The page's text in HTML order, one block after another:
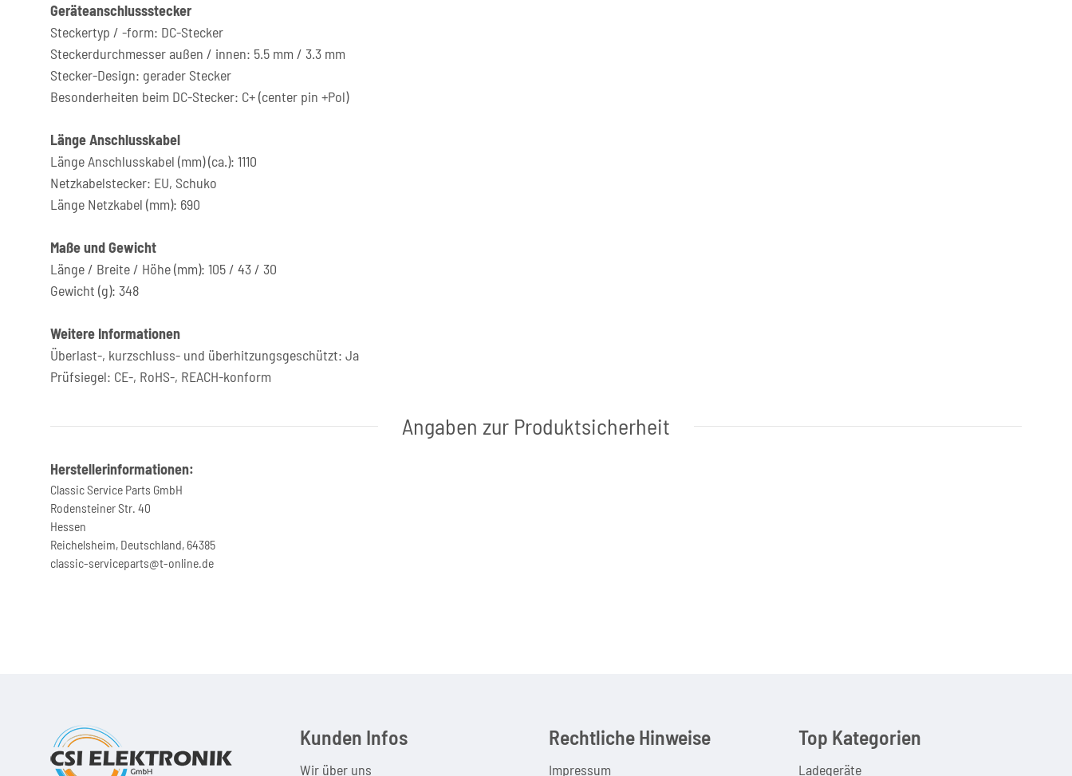
Geräteanschlussstecker
Steckertyp / -form: DC-Stecker
Steckerdurchmesser außen / innen: 5.5 mm / 3.3 mm
Stecker-Design: gerader Stecker
Besonderheiten beim DC-Stecker: C+ (center pin +Pol)
Länge Anschlusskabel
Länge Anschlusskabel (mm) (ca.): 1110
Netzkabelstecker: EU, Schuko
Länge Netzkabel (mm): 690
Maße und Gewicht
Länge / Breite / Höhe (mm): 105 / 43 / 30
Gewicht (g): 348
Weitere Informationen
Überlast-, kurzschluss- und überhitzungsgeschützt: Ja
Prüfsiegel: CE-, RoHS-, REACH-konform
Angaben zur Produktsicherheit
Herstellerinformationen:
Classic Service Parts GmbH
Rodensteiner Str. 40
Hessen
Reichelsheim, Deutschland, 64385
classic-serviceparts@t-online.de
Kunden Infos
Wir über uns
Rechtliche Hinweise
Impressum
Top Kategorien
Ladegeräte